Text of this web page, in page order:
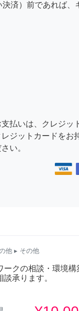
済）前であれば、
支払いは、クレジッ
レジットカードをお
い。
他 ▸ その他
ークの相談・環境構
談承ります。